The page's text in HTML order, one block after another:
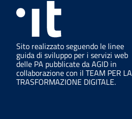
Sito realizzato seguendo le linee
guida di sviluppo per i servizi web
delle PA pubblicate da AGID in
collaborazione con il TEAM PER LA
TRASFORMAZIONE DIGITALE.